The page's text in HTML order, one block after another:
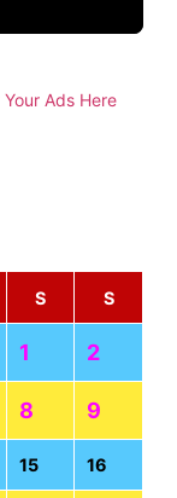
Ads Here
S S
1 2
8 9
15 16